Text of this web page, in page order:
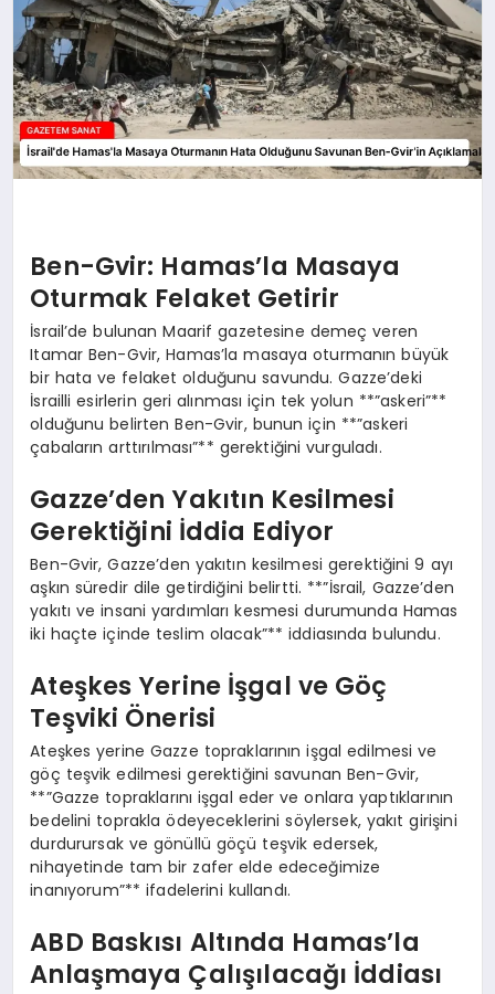
Ben-Gvir: Hamas’la Masaya
Oturmak Felaket Getirir
İsrail’de bulunan Maarif gazetesine demeç veren
Itamar Ben-Gvir, Hamas’la masaya oturmanın büyük
bir hata ve felaket olduğunu savundu. Gazze’deki
İsrailli esirlerin geri alınması için tek yolun **”askeri”**
olduğunu belirten Ben-Gvir, bunun için **”askeri
çabaların arttırılması”** gerektiğini vurguladı.
Gazze’den Yakıtın Kesilmesi
Gerektiğini İddia Ediyor
Ben-Gvir, Gazze’den yakıtın kesilmesi gerektiğini 9 ayı
aşkın süredir dile getirdiğini belirtti. **”İsrail, Gazze’den
yakıtı ve insani yardımları kesmesi durumunda Hamas
iki haçte içinde teslim olacak”** iddiasında bulundu.
Ateşkes Yerine İşgal ve Göç
Teşviki Önerisi
Ateşkes yerine Gazze topraklarının işgal edilmesi ve
göç teşvik edilmesi gerektiğini savunan Ben-Gvir,
**”Gazze topraklarını işgal eder ve onlara yaptıklarının
bedelini toprakla ödeyeceklerini söylersek, yakıt girişini
durdurursak ve gönüllü göçü teşvik edersek,
nihayetinde tam bir zafer elde edeceğimize
inanıyorum”** ifadelerini kullandı.
ABD Baskısı Altında Hamas’la
Anlaşmaya Çalışılacağı İddiası